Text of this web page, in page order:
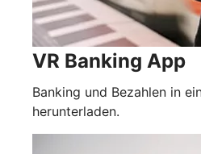
VR Banking App
Banking und Bezahlen in
herunterladen.